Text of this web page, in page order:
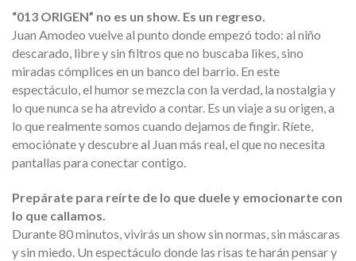
“013 ORIGEN” no es un show. Es un regreso.
Juan Amodeo vuelve al punto donde empezó todo: al niño
descarado, libre y sin filtros que no buscaba likes, sino
miradas cómplices en un banco del barrio. En este
espectáculo, el humor se mezcla con la verdad, la nostalgia y
lo que nunca se ha atrevido a contar. Es un viaje a su origen, a
lo que realmente somos cuando dejamos de fingir. Ríete,
emociónate y descubre al Juan más real, el que no necesita
pantallas para conectar contigo.
Prepárate para reírte de lo que duele y emocionarte con
lo que callamos.
Durante 80 minutos, vivirás un show sin normas, sin máscaras
y sin miedo. Un espectáculo donde las risas te harán pensar y